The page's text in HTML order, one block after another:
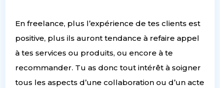
En freelance, plus l’expérience de tes clients est
positive, plus ils auront tendance à refaire appel
à tes services ou produits, ou encore à te
recommander. Tu as donc tout intérêt à soigner
tous les aspects d’une collaboration ou d’un acte